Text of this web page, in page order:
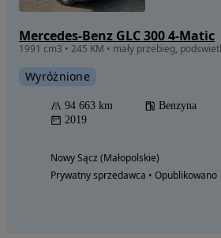
Mercedes-Benz GLC 300 4-Matic
Wyróżnione
94 663 km Benzyna
2019
Nowy Sącz (Małopolskie)
Prywatny sprzedawca • Opublikowano